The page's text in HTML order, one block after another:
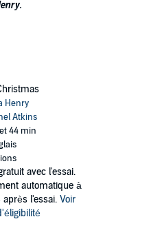
and Lucy Liddiard is busy
to be extra special - their
and Lucy is sure that the
isn't
and the glamorous guests start
a few more secrets waiting
Henry
Atkins
44 min
avec l'essai.
automatique à
l'essai. Voir